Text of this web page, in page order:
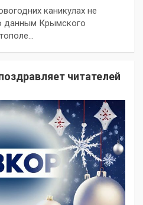
каникулах не
данным Крымского
читателей